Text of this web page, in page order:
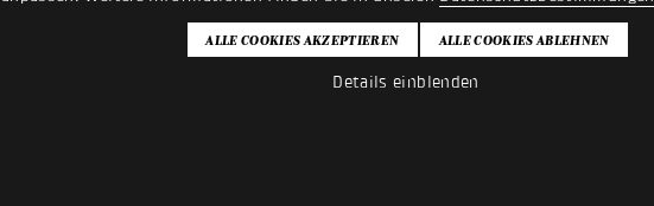
Details einblenden